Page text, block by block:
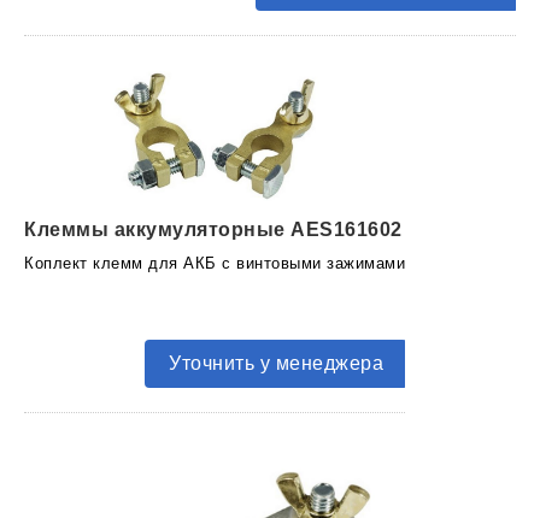
Клеммы аккумуляторные AES161602
Коплект клемм для АКБ с винтовыми зажимами
Уточнить у менеджера